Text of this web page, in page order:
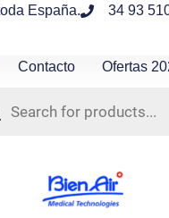
España. 34 93
Contacto Ofertas